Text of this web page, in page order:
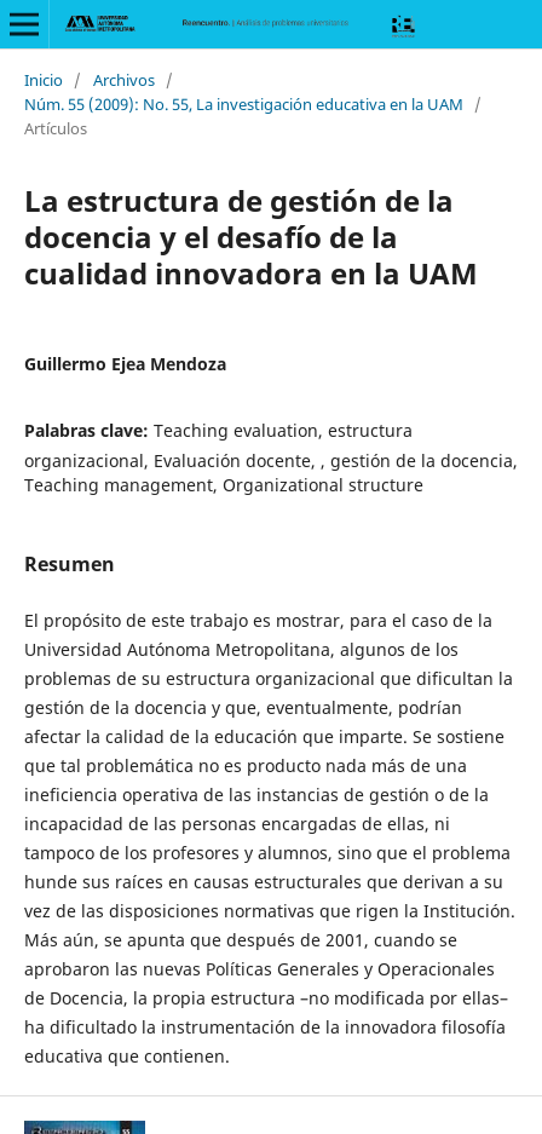
Inicio / Archivos /
Núm. 55 (2009): No. 55, La investigación educativa en la UAM
/
Artículos
La estructura de gestión de la
docencia y el desafío de la
cualidad innovadora en la UAM
Guillermo Ejea Mendoza
Palabras clave: Teaching evaluation, estructura
organizacional, Evaluación docente, , gestión de la docencia,
Teaching management, Organizational structure
Resumen
El propósito de este trabajo es mostrar, para el caso de la
Universidad Autónoma Metropolitana, algunos de los
problemas de su estructura organizacional que dificultan la
gestión de la docencia y que, eventualmente, podrían
afectar la calidad de la educación que imparte. Se sostiene
que tal problemática no es producto nada más de una
ineficiencia operativa de las instancias de gestión o de la
incapacidad de las personas encargadas de ellas, ni
tampoco de los profesores y alumnos, sino que el problema
hunde sus raíces en causas estructurales que derivan a su
vez de las disposiciones normativas que rigen la Institución.
Más aún, se apunta que después de 2001, cuando se
aprobaron las nuevas Políticas Generales y Operacionales
de Docencia, la propia estructura –no modificada por ellas–
ha dificultado la instrumentación de la innovadora filosofía
educativa que contienen.